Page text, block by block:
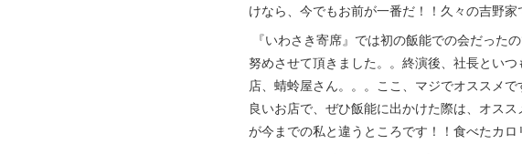
けなら、今でもお前が一番だ！！久々の吉野家
『いわさき寄席』では初の飯能での会だった
努めさせて頂きました。。終演後、社長とい
店、蜻蛉屋さん。。。ここ、マジでオススメ
良いお店で、ぜひ飯能に出かけた際は、オス
が今までの私と違うところです！！食べたカロ